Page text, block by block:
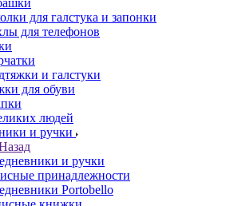
для галстука и запонки
для телефонов
и галстуки
для обуви
людей
и ручки
и ручки
принадлежности
Portobello